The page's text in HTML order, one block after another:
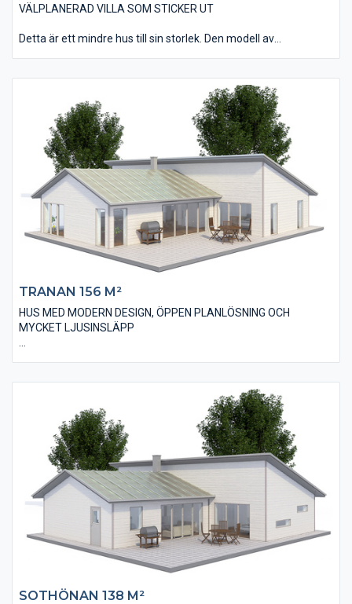
VÄLPLANERAD VILLA SOM STICKER UT
Detta är ett mindre hus till sin storlek. Den modell av
Materialvalen in- och utvändigt andas den moderna känslan.
Den smarta planlösningen gör att huset rymmer allt man kan
önska sig. Vardagsrummet har en öppen anslutning till kök och
matplats med tre stora glasdörrar som leder ut till altanen. Välj
att öppna upp innertaket till nock i vardagsrummet (ryggåstak)
för att få ännu mer känsla av rymd i rummet. Huset har tre väl
tilltagna sovrum, ett badrum och en separat toalett.
TRANAN 156 M²
HUS MED MODERN DESIGN, ÖPPEN PLANLÖSNING OCH
MYCKET LJUSINSLÄPP
med en liggande, slätspontad träpanel och ett pulpettak som
bidrar till den populära designen. Invändigt har huset en öppen
planlösning med många stora och ljusinsläppande
fönsterpartier som skapar ett härligt samspel med altan och
trädgård. Huset innehåller också två stycken badrum. Ena
badrummet har såväl hörnbadkar som duschhörna. Huset har
även ett väldigt smart allrum som till exempel kan användas till
spel, tv och musik.
SOTHÖNAN 138 M²